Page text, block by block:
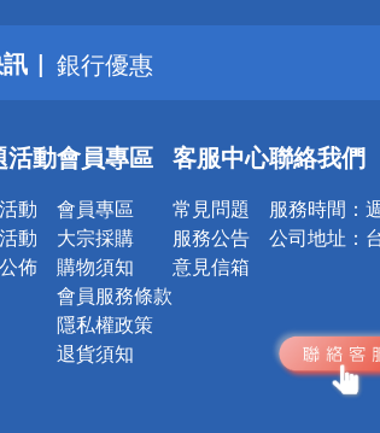
熱門話題
銀行優惠
偏遠地區配送
活動
動
動
佈
會員專區
會員專區
大宗採購
購物須知
會員服務條款
隱私權政策
退貨須知
客服中心
常見問題
服務公告
意見信箱
聯絡我們
服務時間：
公司地址：